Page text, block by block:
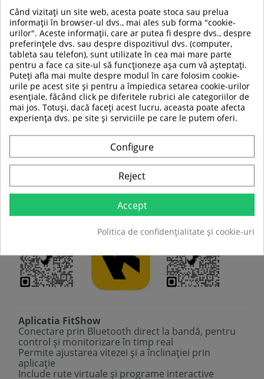
Aplicatia Kinomap
Permite conectarea prin Bluetooth pentru control
direct al benzii de alergare
Oferă trasee video reale filmate în toată lumea,
interactivă
Ajustează automat viteza și înclinația în funcție de
terenul din video
Include antrenamente ghidate și provocări live
împotriva altor utilizatori
Oferă statistici detaliate despre performanță:
viteză, distanță, timp, calorii, ritm cardiac
Aplicatia FitShow
Conectare prin Bluetooth direct la bandă, pentru
control și monitorizare în timp real
Permite ajustarea vitezei și a înclinației prin
aplicație
Include rute virtuale și programe interactive
Când vizitați un site web, acesta poate stoca sau prelua
informații în browser-ul dvs., mai ales sub forma "cookie-
urilor". Aceste informații, care ar putea fi despre dvs., despre
preferințele dvs. sau despre dispozitivul dvs. (computer,
tableta sau telefon), sunt utilizate în cea mai mare parte
pentru a face ca site-ul să funcționeze așa cum vă așteptați.
Puteți afla mai multe despre modul în care folosim cookie-
urile pe acest site și pentru a împiedica setarea cookie-urilor
esențiale, făcând click pe diferitele rubrici ale categoriilor de
mai jos. Totuși, dacă faceți acest lucru, aceasta poate afecta
experiența dvs. pe site și serviciile pe care le putem oferi.
Configure
Reject
Accept
Politica de confidențialitate și cookie-uri